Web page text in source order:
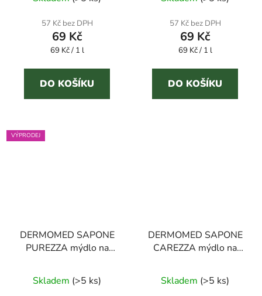
57 Kč bez DPH
69 Kč
Měrná
69 Kč / 1 l
DO KOŠÍKU
57 Kč bez DPH
69 Kč
Měrná
69 Kč / 1 l
DO KOŠÍKU
VÝPRODEJ
DERMOMED SAPONE
PUREZZA mýdlo na
Skladem (>5 ks)
DERMOMED SAPONE
CAREZZA mýdlo na
Skladem (>5 ks)